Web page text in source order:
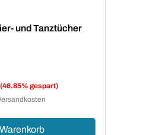
und Tanztücher
(46.85% gespart)